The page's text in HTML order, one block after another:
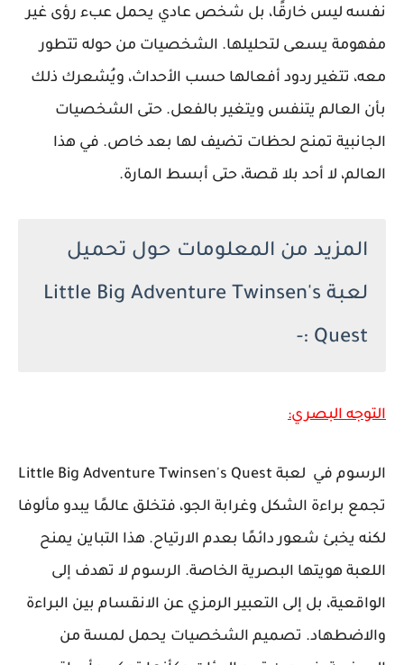
نفسه ليس خارقًا، بل شخص عادي يحمل عبء رؤى غير
مفهومة يسعى لتحليلها. الشخصيات من حوله تتطور
معه، تتغير ردود أفعالها حسب الأحداث، ويُشعرك ذلك
بأن العالم يتنفس ويتغير بالفعل. حتى الشخصيات
الجانبية تمنح لحظات تضيف لها بعد خاص. في هذا
العالم، لا أحد بلا قصة، حتى أبسط المارة.
المزيد من المعلومات حول تحميل
لعبة Little Big Adventure Twinsen's
Quest :-
التوجه البصري:
الرسوم في لعبة Little Big Adventure Twinsen's Quest
تجمع براءة الشكل وغرابة الجو، فتخلق عالمًا يبدو مألوفا
لكنه يخبئ شعور دائمًا بعدم الارتياح. هذا التباين يمنح
اللعبة هويتها البصرية الخاصة. الرسوم لا تهدف إلى
الواقعية، بل إلى التعبير الرمزي عن الانقسام بين البراءة
والاضطهاد. تصميم الشخصيات يحمل لمسة من